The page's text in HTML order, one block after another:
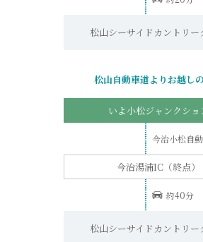
松山シーサイドカントリー
松山自動車道よりお越し
いよ小松ジャンクショ
今治小松自
今治湯浦IC（終点）
約40分
松山シーサイドカントリー